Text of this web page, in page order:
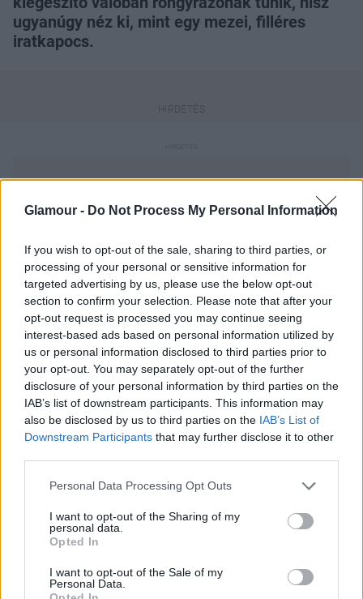
Glamour - Do Not Process My Personal Information
If you wish to opt-out of the sale, sharing to third parties, or
processing of your personal or sensitive information for
targeted advertising by us, please use the below opt-out
section to confirm your selection. Please note that after your
opt-out request is processed you may continue seeing
interest-based ads based on personal information utilized by
us or personal information disclosed to third parties prior to
your opt-out. You may separately opt-out of the further
disclosure of your personal information by third parties on the
IAB’s list of downstream participants. This information may
also be disclosed by us to third parties on the IAB’s List of
Downstream Participants that may further disclose it to other
Please note that this website/app uses one or more Google
not limited to your visit or usage behaviour. You may click to
grant or deny consent to Google and its third-party tags to
use your data for below specified purposes in below Google
consent section.
Personal Data Processing Opt Outs
I want to opt-out of the Sharing of my
personal data.
Opted In
I want to opt-out of the Sale of my
Personal Data.
ugyanúgy néz ki, mint egy mezei, filléres
iratkapocs.
Persze a Prada felirat és a nemesfém alapanyag
okot adhat a borsos árra, mégis túlzásnak érezzük a
57 ezer forintos tarifát erre a kis semmiségre.
Méregdrága ikeás táska, töbszászezer forintos
bevásárlószatyor, hatvanezer egy gemkapocsért?
Mindenki megőrült? Mi jöhet még?